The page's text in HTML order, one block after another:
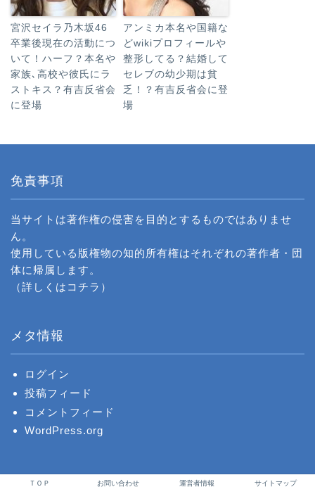
宮沢セイラ乃木坂46
卒業後現在の活動につ
いて！ハーフ？本名や
家族､高校や彼氏にラ
ストキス？有吉反省会
に登場
アンミカ本名や国籍な
どwikiプロフィールや
整形してる？結婚して
セレブの幼少期は貧
乏！？有吉反省会に登
場
免責事項
当サイトは著作権の侵害を目的とするものではありませ
ん。
使用している版権物の知的所有権はそれぞれの著作者・団
体に帰属します。
（詳しくは コチラ ）
メタ情報
ログイン
投稿フィード
コメントフィード
WordPress.org
ＴＯＰ お問い合わせ 運営者情報 サイトマップ